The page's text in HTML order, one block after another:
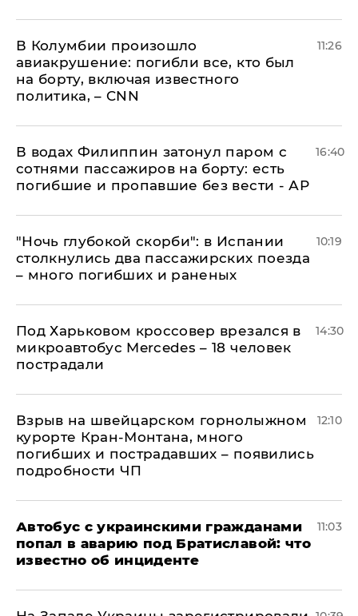
В Колумбии произошло
авиакрушение: погибли все, кто был
на борту, включая известного
политика, – CNN
11:26
В водах Филиппин затонул паром с
сотнями пассажиров на борту: есть
погибшие и пропавшие без вести - АР
16:40
"Ночь глубокой скорби": в Испании
столкнулись два пассажирских поезда
– много погибших и раненых
10:19
Под Харьковом кроссовер врезался в
микроавтобус Mercedes – 18 человек
пострадали
14:30
Взрыв на швейцарском горнолыжном
курорте Кран-Монтана, много
погибших и пострадавших – появились
подробности ЧП
12:10
Автобус с украинскими гражданами
попал в аварию под Братиславой: что
известно об инциденте
11:03